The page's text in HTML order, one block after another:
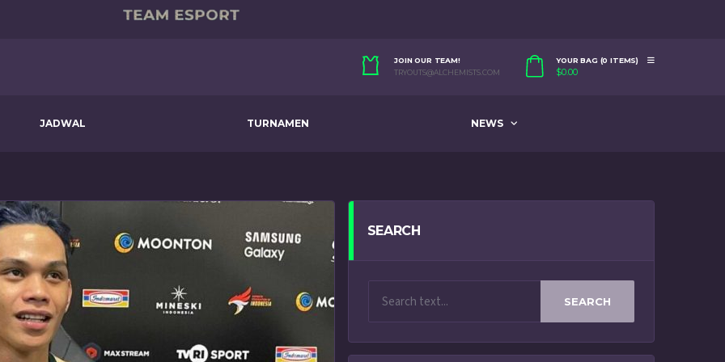
JOIN OUR TEAM!
TRYOUTS@ALCHEMISTS.COM
YOUR BAG (0 ITEMS)
$0.00
JADWAL TURNAMEN NEWS
SEARCH
SEARCH